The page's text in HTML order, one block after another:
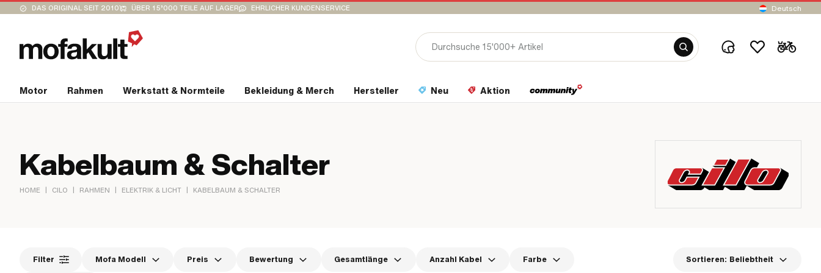
DAS ORIGINAL SEIT 2010 ÜBER 15’000 TEILE AUF LAGER EHRLICHER KUNDENSERVICE Deutsch
Motor Rahmen Werkstatt & Normteile Bekleidung & Merch Hersteller Neu Aktion
Kabelbaum & Schalter
HOME | CILO | RAHMEN | ELEKTRIK & LICHT | KABELBAUM & SCHALTER
Filter Mofa Modell Preis Bewertung Gesamtlänge Anzahl Kabel Farbe Sortieren: Beliebtheit